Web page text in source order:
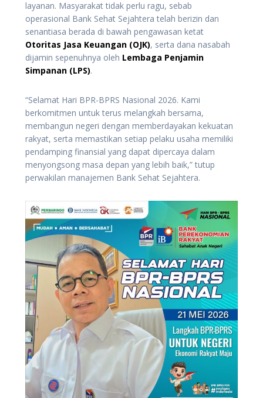
layanan. Masyarakat tidak perlu ragu, sebab
operasional Bank Sehat Sejahtera telah berizin dan
senantiasa berada di bawah pengawasan ketat
Otoritas Jasa Keuangan (OJK), serta dana nasabah
dijamin sepenuhnya oleh Lembaga Penjamin
Simpanan (LPS).
“Selamat Hari BPR-BPRS Nasional 2026. Kami
berkomitmen untuk terus melangkah bersama,
membangun negeri dengan memberdayakan kekuatan
rakyat, serta memastikan setiap pelaku usaha memiliki
pendamping finansial yang dapat dipercaya dalam
menyongsong masa depan yang lebih baik,” tutup
perwakilan manajemen Bank Sehat Sejahtera.